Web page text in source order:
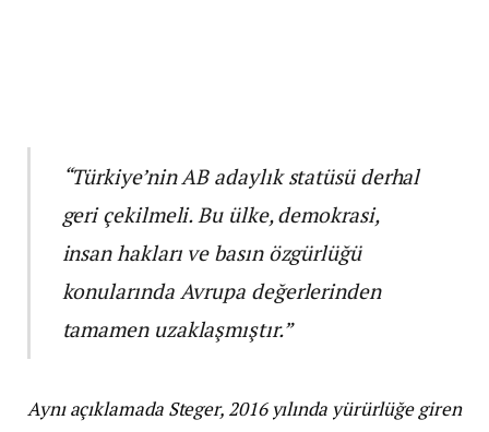
“Türkiye’nin AB adaylık statüsü derhal
geri çekilmeli. Bu ülke, demokrasi,
insan hakları ve basın özgürlüğü
konularında Avrupa değerlerinden
tamamen uzaklaşmıştır.”
Aynı açıklamada Steger, 2016 yılında yürürlüğe giren